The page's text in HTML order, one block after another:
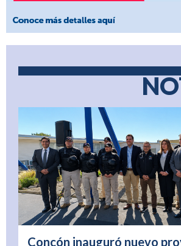
Concón inauguró nuevo